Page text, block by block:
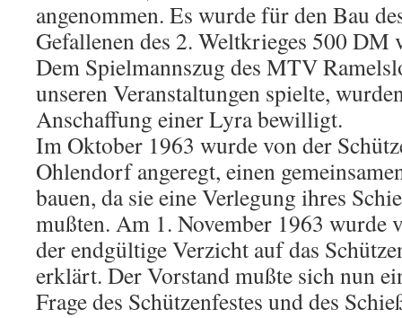
angenommen. Es wurde für den Bau
Gefallenen des 2. Weltkrieges 500
Dem Spielmannszug des MTV
unseren Veranstaltungen spielte,
Anschaffung einer Lyra bewilligt.
Im Oktober 1963 wurde von der
Ohlendorf angeregt, einen
bauen, da sie eine Verlegung ihres
mußten. Am 1. November 1963 wurde
der endgültige Verzicht auf das
erklärt. Der Vorstand mußte sich nun
Frage des Schützenfestes und des